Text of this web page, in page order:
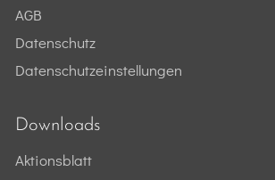
AGB
Datenschutz
Datenschutzeinstellungen
Downloads
Aktionsblatt